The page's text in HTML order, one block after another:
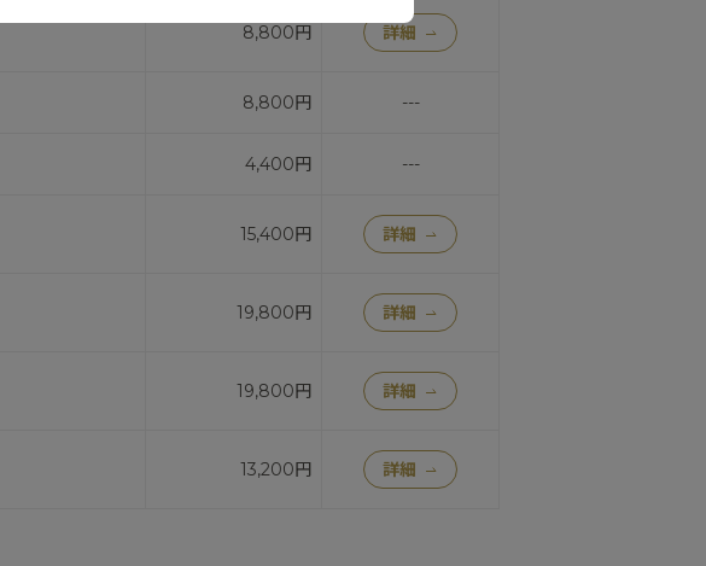
8,800円 詳細
8,800円 ---
4,400円 ---
15,400円 詳細
19,800円 詳細
19,800円 詳細
13,200円 詳細